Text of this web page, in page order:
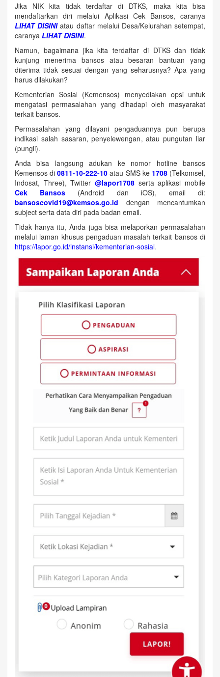
Jika NIK kita tidak terdaftar di DTKS, maka kita bisa
mendaftarkan diri melalui Aplikasi Cek Bansos, caranya
LIHAT DISINIatau daftar melalui Desa/Kelurahan setempat,
caranya LIHAT DISINI.
Namun, bagaimana jika kita terdaftar di DTKS dan tidak
kunjung menerima bansos atau besaran bantuan yang
diterima tidak sesuai dengan yang seharusnya? Apa yang
harus dilakukan?
Kementerian Sosial (Kemensos) menyediakan opsi untuk
mengatasi permasalahan yang dihadapi oleh masyarakat
terkait bansos.
Permasalahan yang dilayani pengaduannya pun berupa
indikasi salah sasaran, penyelewengan, atau pungutan liar
(pungli).
Anda bisa langsung adukan ke nomor hotline bansos
Kemensos di0811-10-222-10 atau SMS ke 1708(Telkomsel,
Indosat, Three), Twitter @lapor1708 serta aplikasi mobile
Cek Bansos (Android dan iOS), email di:
bansoscovid19@kemsos.go.id dengan mencantumkan
subject serta data diri pada badan email.
Tidak hanya itu, Anda juga bisa melaporkan permasalahan
melalui laman khusus pengaduan masalah terkait bansos di
https://lapor.go.id/instansi/kementerian-sosial.